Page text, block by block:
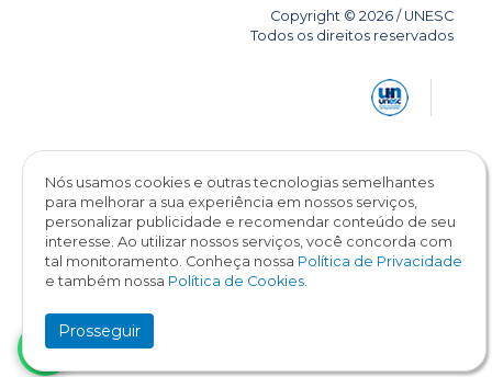
Copyright © 2026 / UNESC
Todos os direitos reservados
Nós usamos cookies e outras tecnologias semelhantes
para melhorar a sua experiência em nossos serviços,
personalizar publicidade e recomendar conteúdo de seu
interesse. Ao utilizar nossos serviços, você concorda com
tal monitoramento. Conheça nossa Política de Privacidade
e também nossa Política de Cookies.
Prosseguir